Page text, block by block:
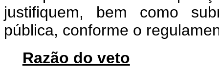
justifiquem, bem como
pública, conforme o
Razão do veto